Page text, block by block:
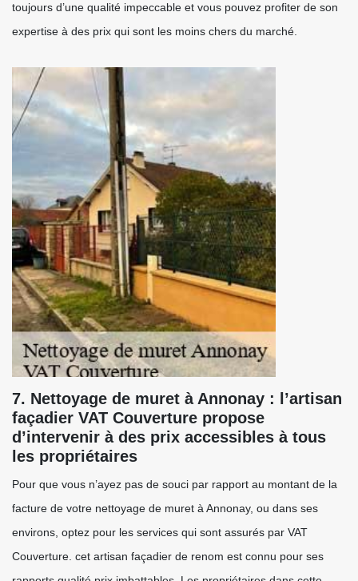
toujours d’une qualité impeccable et vous pouvez profiter de son
expertise à des prix qui sont les moins chers du marché.
7. Nettoyage de muret à Annonay : l’artisan
façadier VAT Couverture propose
d’intervenir à des prix accessibles à tous
les propriétaires
Pour que vous n’ayez pas de souci par rapport au montant de la
facture de votre nettoyage de muret à Annonay, ou dans ses
environs, optez pour les services qui sont assurés par VAT
Couverture. cet artisan façadier de renom est connu pour ses